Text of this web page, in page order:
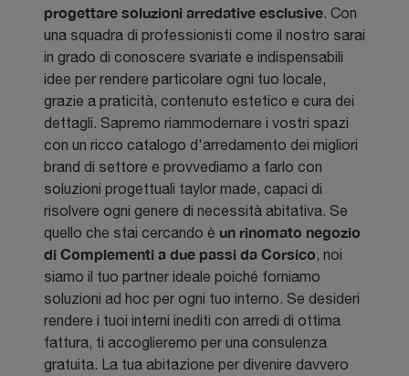
progettare soluzioni arredative esclusive. Con
una squadra di professionisti come il nostro sarai
in grado di conoscere svariate e indispensabili
idee per rendere particolare ogni tuo locale,
grazie a praticità, contenuto estetico e cura dei
dettagli. Sapremo riammodernare i vostri spazi
con un ricco catalogo d'arredamento dei migliori
brand di settore e provvediamo a farlo con
soluzioni progettuali taylor made, capaci di
risolvere ogni genere di necessità abitativa. Se
quello che stai cercando è un rinomato negozio
di Complementi a due passi da Corsico, noi
siamo il tuo partner ideale poiché forniamo
soluzioni ad hoc per ogni tuo interno. Se desideri
rendere i tuoi interni inediti con arredi di ottima
fattura, ti accoglieremo per una consulenza
gratuita. La tua abitazione per divenire davvero